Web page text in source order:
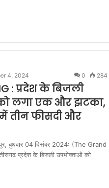
4, 2024 0 284
: प्रदेश के बिजली
लगा एक और झटका,
तीन फीसदी और
बुधवार 04 दिसंबर 2024: (The Grand
प्रदेश के बिजली उपभोक्ताओं को